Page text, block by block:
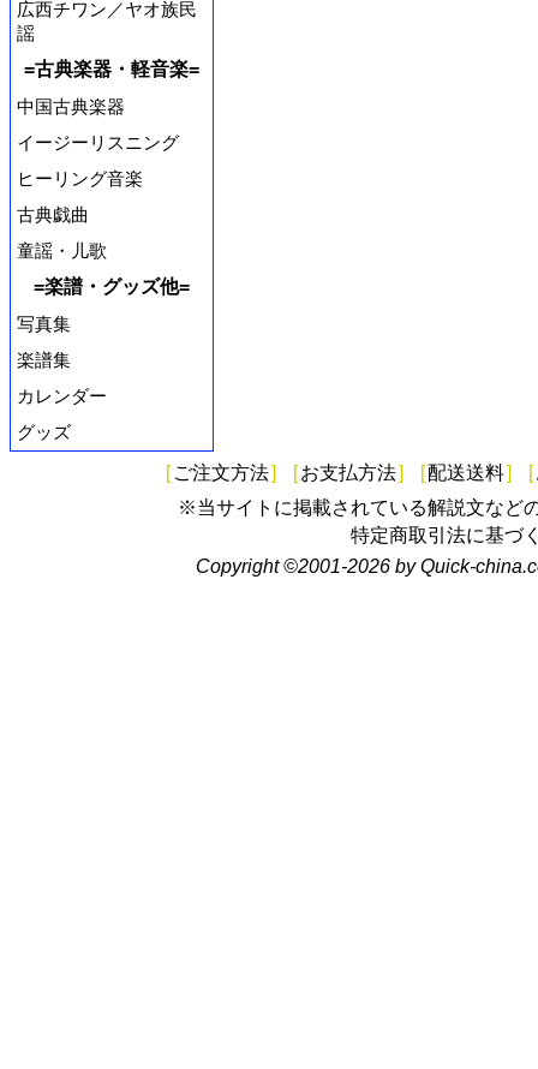
広西チワン／ヤオ族民
謡
=古典楽器・軽音楽=
中国古典楽器
イージーリスニング
ヒーリング音楽
古典戯曲
童謡・儿歌
=楽譜・グッズ他=
写真集
楽譜集
カレンダー
グッズ
[ ご注文方法] [お支払方法] [配送送料] [
※当サイトに掲載されている解説文など
特定商取引法に基づ
Copyright ©2001-2026 by Quick-